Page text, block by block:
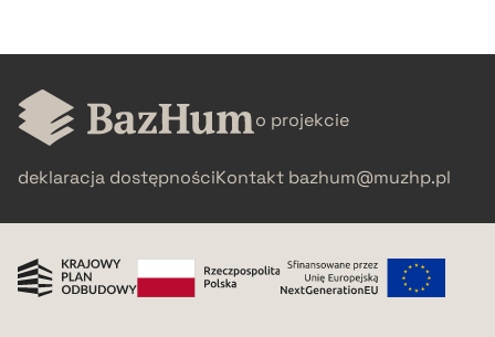
BIBTEX
o projekcie
deklaracja dostępnościKontakt bazhum@muzhp.pl